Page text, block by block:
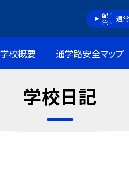
配色 通常
学校概要 通学路安全マップ
学校日記